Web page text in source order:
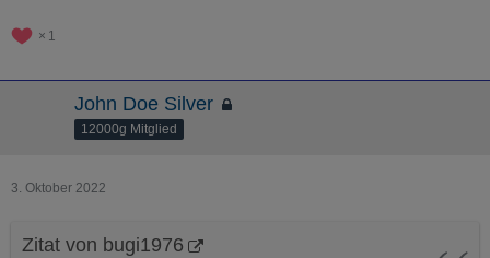
1
John Doe Silver
12000g Mitglied
3. Oktober 2022
Zitat von bugi1976